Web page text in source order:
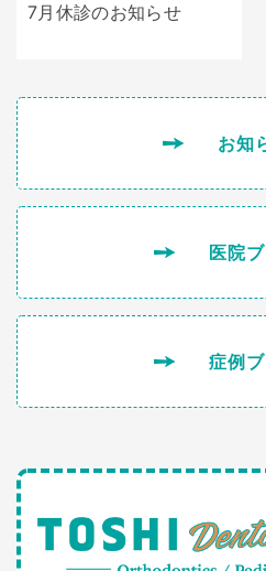
7月休診のお知らせ
お知
医院
症例